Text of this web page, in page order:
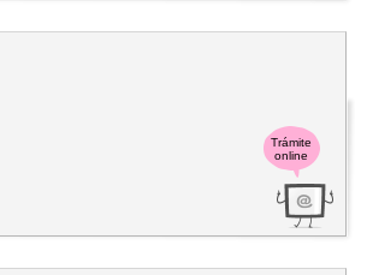
Trámite
online